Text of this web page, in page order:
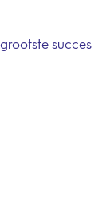
succes